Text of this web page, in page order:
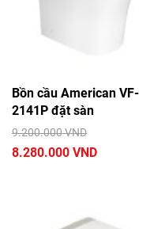
Bồn cầu American VF-
2141P đặt sàn
9.200.000 VND
8.280.000 VND